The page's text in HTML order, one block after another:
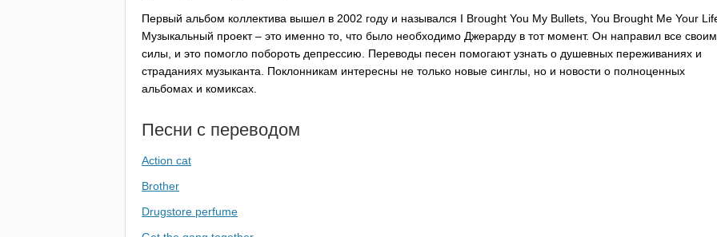
Первый альбом коллектива вышел в 2002 году и назывался I Brought You My Bullets You Brought Me Your
Музыкальный проект – это именно то, что было необходимо Джерарду в тот момент. Он направил все своим
силы, и это помогло побороть депрессию. Переводы песен помогают узнать о душевных переживаниях и
страданиях музыканта. Поклонникам интересны не только новые синглы, но и новости о полноценных
альбомах и комиксах.
Песни с переводом
Action cat
Brother
Drugstore perfume